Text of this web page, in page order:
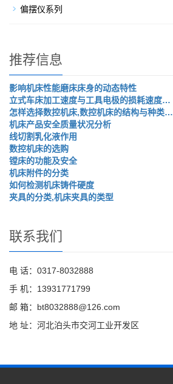
偏摆仪系列
推荐信息
影响机床性能磨床床身的动态特性
立式车床加工速度与工具电极的损耗速度…
怎样选择数控机床,数控机床的结构与种类…
机床产品安全质量状况分析
线切割乳化液作用
数控机床的选购
镗床的功能及安全
机床附件的分类
如何检测机床铸件硬度
夹具的分类,机床夹具的类型
联系我们
电 话：0317-8032888
手 机：13931771799
邮 箱：bt8032888@126.com
地 址：河北泊头市交河工业开发区